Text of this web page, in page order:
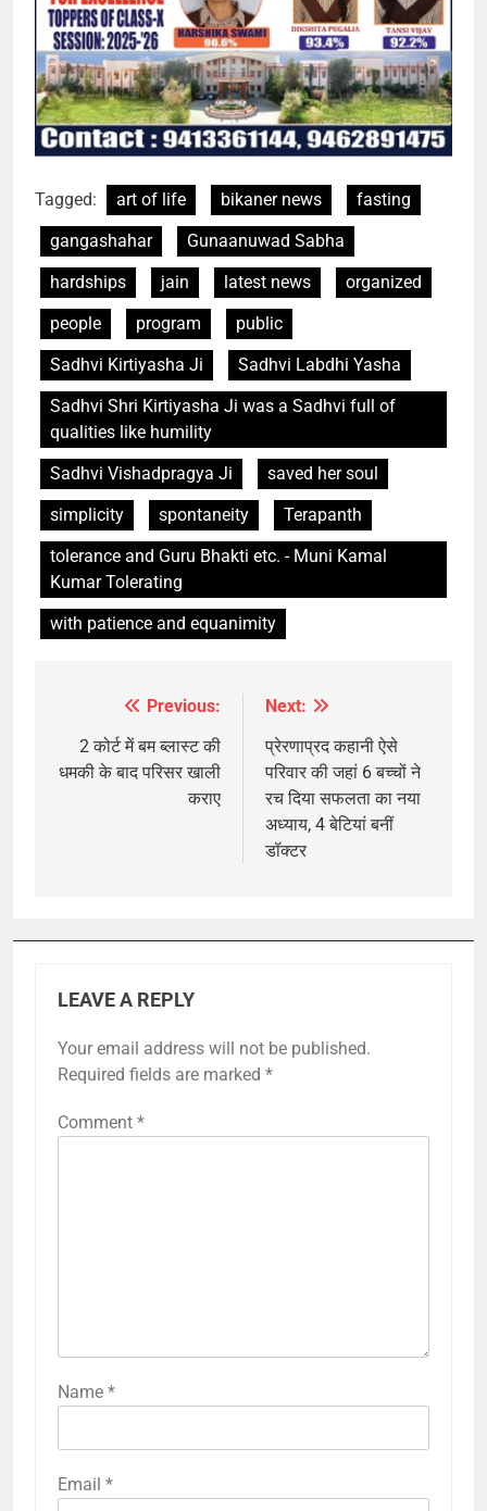
Tagged: art of life bikaner news
fasting
gangashahar
Gunaanuwad Sabha
hardships
jain latest news
organized
people
program
public
Sadhvi Kirtiyasha Ji
Sadhvi Labdhi Yasha
Sadhvi Shri Kirtiyasha Ji was a Sadhvi full of
qualities like humility
Sadhvi Vishadpragya Ji
saved her soul
simplicity
spontaneity
Terapanth
tolerance and Guru Bhakti etc. - Muni Kamal
Kumar Tolerating
with patience and equanimity
navigation
Previous:
2 कोर्ट में बम ब्लास्ट की
धमकी के बाद परिसर खाली
कराए
Next:
प्रेरणाप्रद कहानी ऐसे
परिवार की जहां 6 बच्चों ने
रच दिया सफलता का नया
अध्याय, 4 बेटियां बनीं
डॉक्टर
LEAVE A REPLY
Your email address will not be published.
Required fields are marked *
Comment *
Name *
Email *